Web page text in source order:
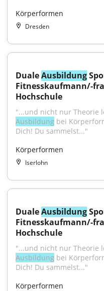
Körperformen
Dresden
Duale Ausbildung
Fitnesskaufmann/-
Hochschule
Ausbildung bei
Dich! Du sammelst..."
Körperformen
Iserlohn
Duale Ausbildung
Fitnesskaufmann/-
Hochschule
Ausbildung bei
Dich! Du sammelst..."
Körperformen